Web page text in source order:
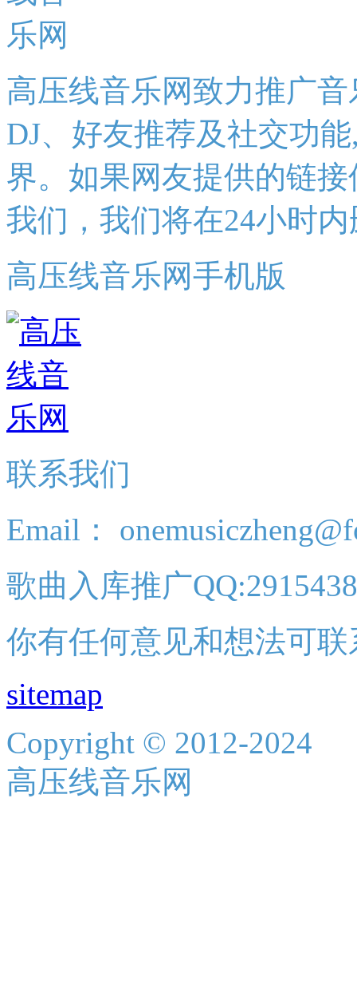
高压线音乐网致力推广
DJ、好友推荐及社交功
界。如果网友提供的链
我们，我们将在24小时
高压线音乐网手机版
联系我们
Email：
歌曲入库推广
你有任何意见和想法可
sitemap
Copyright © 2012-2024
高压线音乐网